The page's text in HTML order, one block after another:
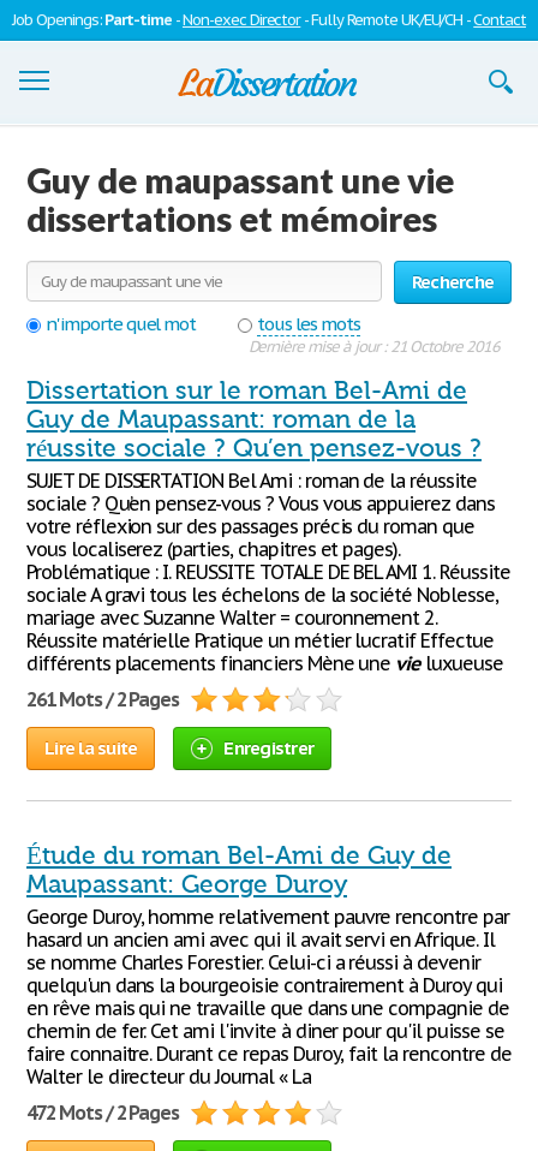
Job Openings:Part-time -Non-exec Director- Fully Remote UK/EU/CH -Contact
S'inscrire
Se connecter
Contactez-nous
Guy de maupassant une vie
dissertations et mémoires
Recherche
n'importe quel mot
tous les mots
Dernière mise à jour : 21 Octobre 2016
Dissertation sur le roman Bel-Ami de
Guy de Maupassant: roman de la
réussite sociale ? Qu’en pensez-vous ?
SUJET DE DISSERTATION Bel Ami : roman de la réussite
sociale ? Qu’en pensez-vous ? Vous vous appuierez dans
votre réflexion sur des passages précis du roman que
vous localiserez (parties, chapitres et pages).
Problématique : I. REUSSITE TOTALE DE BEL AMI 1. Réussite
sociale A gravi tous les échelons de la société Noblesse,
mariage avec Suzanne Walter = couronnement 2.
Réussite matérielle Pratique un métier lucratif Effectue
différents placements financiers Mène une vieluxueuse
261 Mots / 2 Pages
Lire la suite Enregistrer
Étude du roman Bel-Ami de Guy de
Maupassant: George Duroy
George Duroy, homme relativement pauvre rencontre par
hasard un ancien ami avec qui il avait servi en Afrique. Il
se nomme Charles Forestier. Celui-ci a réussi à devenir
quelqu'un dans la bourgeoisie contrairement à Duroy qui
en rêve mais qui ne travaille que dans une compagnie de
chemin de fer. Cet ami l'invite à diner pour qu'il puisse se
faire connaitre. Durant ce repas Duroy, fait la rencontre de
Walter le directeur du Journal « La
472 Mots / 2 Pages